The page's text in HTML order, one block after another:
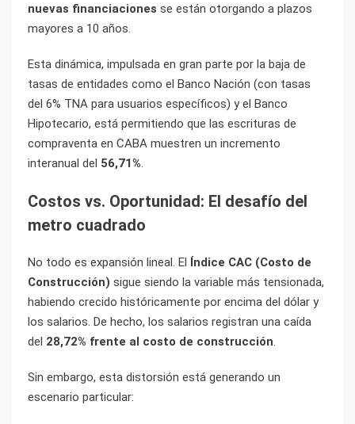
nuevas financiaciones se están otorgando a plazos
mayores a 10 años.
Esta dinámica, impulsada en gran parte por la baja de
tasas de entidades como el Banco Nación (con tasas
del 6% TNA para usuarios específicos) y el Banco
Hipotecario, está permitiendo que las escrituras de
compraventa en CABA muestren un incremento
interanual del 56,71%.
Costos vs. Oportunidad: El desafío del
metro cuadrado
No todo es expansión lineal. El Índice CAC (Costo de
Construcción) sigue siendo la variable más tensionada,
habiendo crecido históricamente por encima del dólar y
los salarios. De hecho, los salarios registran una caída
del 28,72% frente al costo de construcción.
Sin embargo, esta distorsión está generando un
escenario particular: